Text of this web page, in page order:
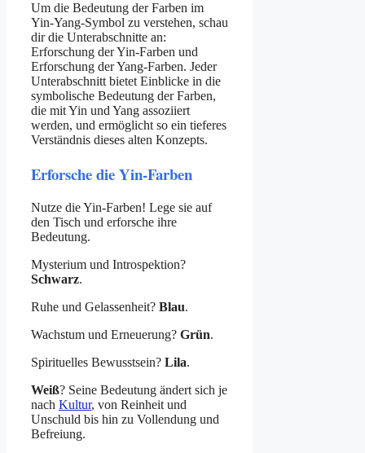
Um die Bedeutung der Farben im
Yin-Yang-Symbol zu verstehen, schau
dir die Unterabschnitte an:
Erforschung der Yin-Farben und
Erforschung der Yang-Farben. Jeder
Unterabschnitt bietet Einblicke in die
symbolische Bedeutung der Farben,
die mit Yin und Yang assoziiert
werden, und ermöglicht so ein tieferes
Verständnis dieses alten Konzepts.
Erforsche die Yin-Farben
Nutze die Yin-Farben! Lege sie auf
den Tisch und erforsche ihre
Bedeutung.
Mysterium und Introspektion?
Schwarz.
Ruhe und Gelassenheit? Blau.
Wachstum und Erneuerung? Grün.
Spirituelles Bewusstsein? Lila.
Weiß? Seine Bedeutung ändert sich je
nach Kultur, von Reinheit und
Unschuld bis hin zu Vollendung und
Befreiung.